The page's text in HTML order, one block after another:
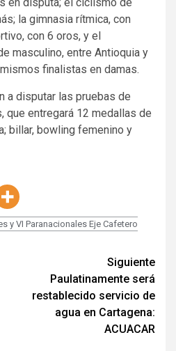
la gimnasia rítmica, con
con 6 oros, y el
masculino, entre Antioquia y
finalistas en damas.
a disputar las pruebas de
que entregará 12 medallas de
billar, bowling femenino y
y VI Paranacionales Eje Cafetero
Siguiente
Paulatinamente será
restablecido servicio de
agua en Cartagena:
ACUACAR